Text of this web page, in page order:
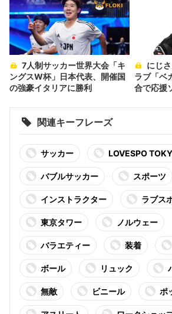
ングスW杯」日本代表、開催国
の強豪イタリアに勝利
ラブ「ベ
合で応援
関連キーフレーズ
サッカー LOVESPO
バブルサッカー スポーツ
インストラクター ラブス
東京タワー ノルウェー
バラエティー 装着
ボール リュック
無敵 ビニール ポ